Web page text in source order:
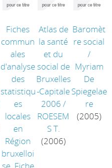
Fiches
commun
ales
d'analyse
des
statistiqu
es
locales
en
Région
bruxelloi
Atlas de
la santé
et du
social de
Bruxelles
-Capitale
2006 /
ROESEM
S T.
(2006)
Baromèt
re social
/
Myriam
De
Spiegelae
re
(2005)